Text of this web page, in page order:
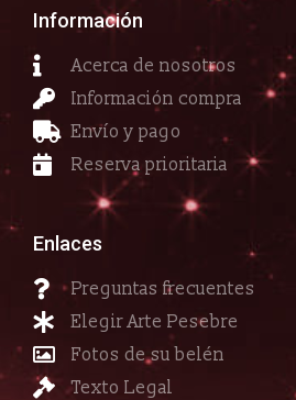
Información
Acerca de nosotros
Información compra
Envío y pago
Reserva prioritaria
Enlaces
Preguntas frecuentes
Elegir Arte Pesebre
Fotos de su belén
Texto Legal